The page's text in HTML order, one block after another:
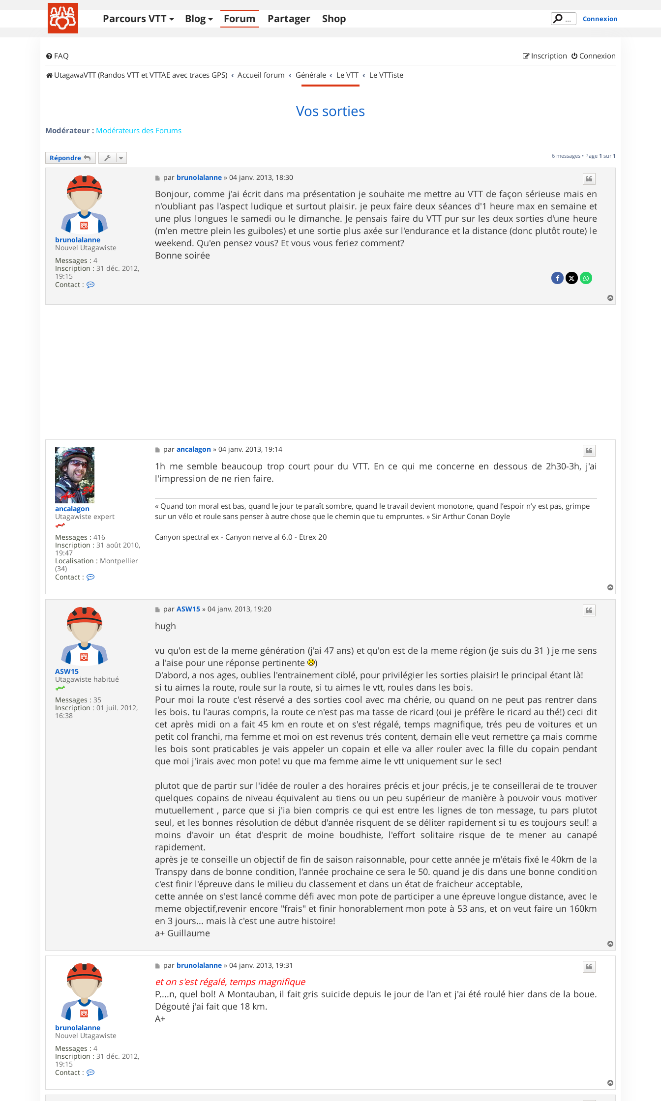
Parcours VTT Blog Forum Partager Shop Connexion
FAQ Connexion
Inscription
UtagawaVTT (Randos VTT et VTTAE avec traces GPS)
Accueil forum Générale Le VTT Le VTTiste
Vos sorties
Modérateur : Modérateurs des Forums
Répondre 6 messages • Page 1 sur 1
brunolalanne
Nouvel Utagawiste
Messages : 4
Inscription : 31 déc. 2012,
19:15
Contact :
t
e
M
e
s
s
a
g
e
par brunolalanne »04 janv. 2013, 18:30
Bonjour, comme j'ai écrit dans ma présentation je souhaite me mettre au VTT de façon sérieuse mais en
n'oubliant pas l'aspect ludique et surtout plaisir. je peux faire deux séances d'1 heure max en semaine et
une plus longues le samedi ou le dimanche. Je pensais faire du VTT pur sur les deux sorties d'une heure
(m'en mettre plein les guiboles) et une sortie plus axée sur l'endurance et la distance (donc plutôt route) le
weekend. Qu'en pensez vous? Et vous vous feriez comment?
Bonne soirée
a
ancalagon
Utagawiste expert
Messages : 416
Inscription : 31 août 2010,
19:47
Localisation : Montpellier
(34)
Contact :
n
t
c
t
e
a
n
c
l
o
n
M
e
s
s
a
parancalagon »04 janv. 2013, 19:14
1h me semble beaucoup trop court pour du VTT. En ce qui me concerne en dessous de 2h30-3h, j'ai
l'impression de ne rien faire.
« Quand ton moral est bas, quand le jour te paraît sombre, quand le travail devient monotone, quand l’espoir n’y est pas, grimpe
sur un vélo et roule sans penser à autre chose que le chemin que tu empruntes. » Sir Arthur Conan Doyle
Canyon spectral ex - Canyon nerve al 6.0 - Etrex 20
a
ASW15
Utagawiste habitué
Messages : 35
Inscription : 01 juil. 2012,
16:38
M
e
s
s
g
e
parASW15 »04 janv. 2013, 19:20
hugh
vu qu'on est de la meme génération (j'ai 47 ans) et qu'on est de la meme région (je suis du 31 ) je me sens
a l'aise pour une réponse pertinente
)
D'abord, a nos ages, oublies l'entrainement ciblé, pour privilégier les sorties plaisir! le principal étant là!
si tu aimes la route, roule sur la route, si tu aimes le vtt, roules dans les bois.
Pour moi la route c'est réservé a des sorties cool avec ma chérie, ou quand on ne peut pas rentrer dans
les bois. tu l'auras compris, la route ce n'est pas ma tasse de ricard (oui je préfère le ricard au thé!) ceci dit
cet après midi on a fait 45 km en route et on s'est régalé, temps magnifique, trés peu de voitures et un
petit col franchi, ma femme et moi on est revenus trés content, demain elle veut remettre ça mais comme
les bois sont praticables je vais appeler un copain et elle va aller rouler avec la fille du copain pendant
que moi j'irais avec mon pote! vu que ma femme aime le vtt uniquement sur le sec!
plutot que de partir sur l'idée de rouler a des horaires précis et jour précis, je te conseillerai de te trouver
quelques copains de niveau équivalent au tiens ou un peu supérieur de manière à pouvoir vous motiver
mutuellement , parce que si j'ia bien compris ce qui est entre les lignes de ton message, tu pars plutot
seul, et les bonnes résolution de début d'année risquent de se déliter rapidement si tu es toujours seul! a
moins d'avoir un état d'esprit de moine boudhiste, l'effort solitaire risque de te mener au canapé
rapidement.
après je te conseille un objectif de fin de saison raisonnable, pour cette année je m'étais fixé le 40km de la
Transpy dans de bonne condition, l'année prochaine ce sera le 50. quand je dis dans une bonne condition
c'est finir l'épreuve dans le milieu du classement et dans un état de fraicheur acceptable,
cette année on s'est lancé comme défi avec mon pote de participer a une épreuve longue distance, avec le
meme objectif,revenir encore "frais" et finir honorablement mon pote à 53 ans, et on veut faire un 160km
en 3 jours... mais là c'est une autre histoire!
a+ Guillaume
a
brunolalanne
Nouvel Utagawiste
Messages : 4
Inscription : 31 déc. 2012,
19:15
Contact :
t
M
e
s
s
a
g
e
par brunolalanne »04 janv. 2013, 19:31
et on s'est régalé, temps magnifique
P....n, quel bol! A Montauban, il fait gris suicide depuis le jour de l'an et j'ai été roulé hier dans de la boue.
Dégouté j'ai fait que 18 km.
A+
a